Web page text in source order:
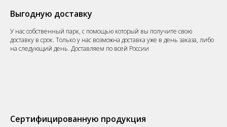
Выгодную доставку
У нас собственный парк, с помощью который вы получите свою
доставку в срок. Только у нас возможна доставка уже в день заказа, либо
на следующий день. Доставляем по всей России
Сертифицированную продукция